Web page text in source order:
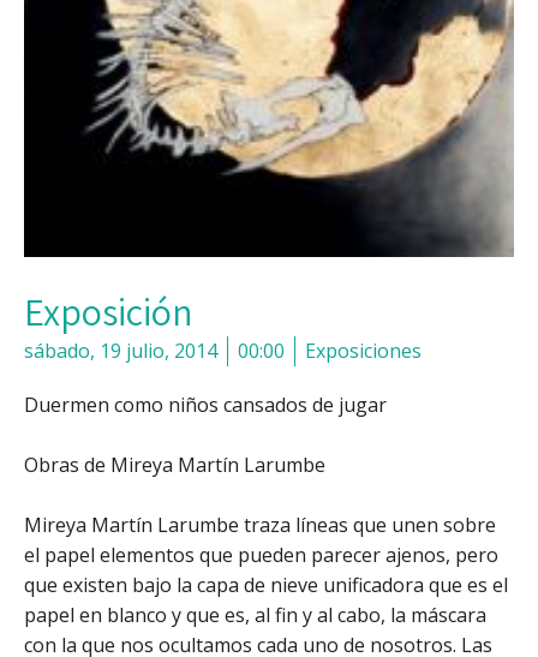
Exposición
sábado, 19 julio, 2014 00:00 Exposiciones
Duermen como niños cansados de jugar
Obras de Mireya Martín Larumbe
Mireya Martín Larumbe traza líneas que unen sobre
el papel elementos que pueden parecer ajenos, pero
que existen bajo la capa de nieve unificadora que es el
papel en blanco y que es, al fin y al cabo, la máscara
con la que nos ocultamos cada uno de nosotros. Las